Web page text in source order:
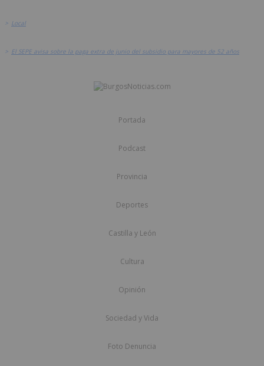
> Local
> El SEPE avisa sobre la paga extra de junio del subsidio para mayores de 52 años
Portada
Podcast
Provincia
Deportes
Castilla y León
Cultura
Opinión
Sociedad y Vida
Foto Denuncia